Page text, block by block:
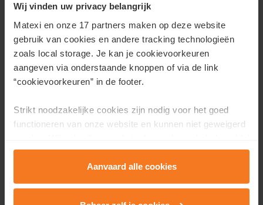
Wij vinden uw privacy belangrijk
Matexi en onze 17 partners maken op deze website
gebruik van cookies en andere tracking technologieën
zoals local storage. Je kan je cookievoorkeuren
aangeven via onderstaande knoppen of via de link
“cookievoorkeuren” in de footer.
Strikt noodzakelijke cookies zijn nodig voor het goed
functioneren van onze website en kunnen niet geweigerd
om onze website en dienstverlening te verbeteren.
Functionele cookies zorgen ervoor dat je de embedded
video’s van Vimeo kan afspelen en locaties via Google
Aanvaard alle cookies
MAÎTRE D'OUVRAGE :Matexi
Plan directeur :Matexi
Architecture :J. Diliën, S. Maurissen, R. Van Com, L.
Wouters
LIEU:Pasweg, 3740 Bilzen
TIMING:
2003 début du développement
BILZEN MEERHEIM